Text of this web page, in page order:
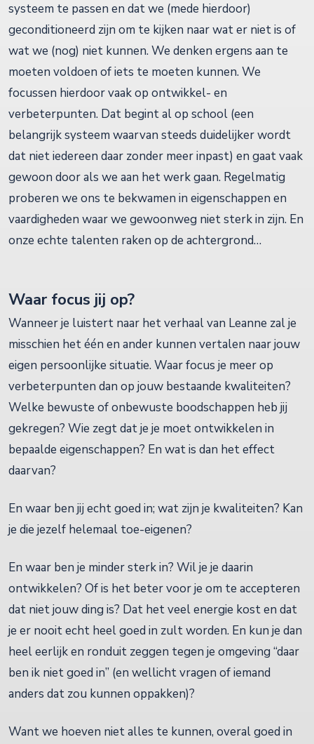
systeem te passen en dat we (mede hierdoor)
geconditioneerd zijn om te kijken naar wat er niet is of
wat we (nog) niet kunnen. We denken ergens aan te
moeten voldoen of iets te moeten kunnen. We
focussen hierdoor vaak op ontwikkel- en
verbeterpunten. Dat begint al op school (een
belangrijk systeem waarvan steeds duidelijker wordt
dat niet iedereen daar zonder meer inpast) en gaat vaak
gewoon door als we aan het werk gaan. Regelmatig
proberen we ons te bekwamen in eigenschappen en
vaardigheden waar we gewoonweg niet sterk in zijn. En
onze echte talenten raken op de achtergrond…
Waar focus jij op?
Wanneer je luistert naar het verhaal van Leanne zal je
misschien het één en ander kunnen vertalen naar jouw
eigen persoonlijke situatie. Waar focus je meer op
verbeterpunten dan op jouw bestaande kwaliteiten?
Welke bewuste of onbewuste boodschappen heb jij
gekregen? Wie zegt dat je je moet ontwikkelen in
bepaalde eigenschappen? En wat is dan het effect
daarvan?
En waar ben jij echt goed in; wat zijn je kwaliteiten? Kan
je die jezelf helemaal toe-eigenen?
En waar ben je minder sterk in? Wil je je daarin
ontwikkelen? Of is het beter voor je om te accepteren
dat niet jouw ding is? Dat het veel energie kost en dat
je er nooit echt heel goed in zult worden. En kun je dan
heel eerlijk en ronduit zeggen tegen je omgeving “daar
ben ik niet goed in” (en wellicht vragen of iemand
anders dat zou kunnen oppakken)?
Want we hoeven niet alles te kunnen, overal goed in